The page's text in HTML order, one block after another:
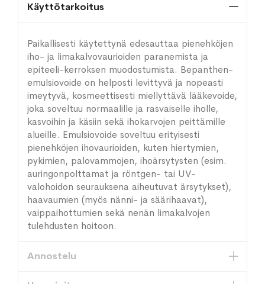
Käyttötarkoitus
Paikallisesti käytettynä edesauttaa pienehköjen
iho- ja limakalvovaurioiden paranemista ja
epiteeli-kerroksen muodostumista. Bepanthen-
emulsiovoide on helposti levittyvä ja nopeasti
imeytyvä, kosmeettisesti miellyttävä lääkevoide,
joka soveltuu normaalille ja rasvaiselle iholle,
kasvoihin ja käsiin sekä ihokarvojen peittämille
alueille. Emulsiovoide soveltuu erityisesti
pienehköjen ihovaurioiden, kuten hiertymien,
pykimien, palovammojen, ihoärsytysten (esim.
auringonpolttamat ja röntgen- tai UV-
valohoidon seurauksena aiheutuvat ärsytykset),
haavaumien (myös nänni- ja säärihaavat),
vaippaihottumien sekä nenän limakalvojen
tulehdusten hoitoon.
Annostelu